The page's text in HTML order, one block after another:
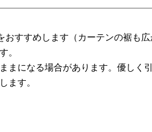
おすすめします（カーテンの裾も
。
になる場合があります。優しく
ます。